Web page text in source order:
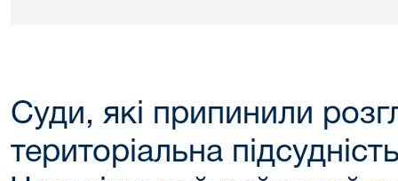
Суди, які припинили
територіальна